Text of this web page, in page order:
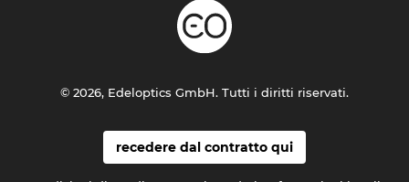
recedere dal contratto qui
© 2026, Edeloptics GmbH. Tutti i diritti riservati.